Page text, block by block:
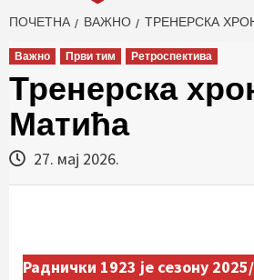
ПОЧЕТНА ВАЖНО ТРЕНЕРСКА
Важно Први тим Ретроспектива
Тренерска
Матића
27. мај 2026.
Раднички 1923 је сезону